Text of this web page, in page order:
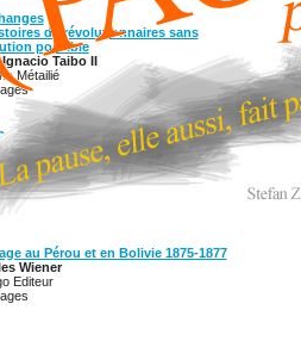
de révolutionnaires sans
possible
Ignacio Taibo II
Métailié
Métailié
au Pérou et en Bolivie 1875-1877
Wiener
Editeur